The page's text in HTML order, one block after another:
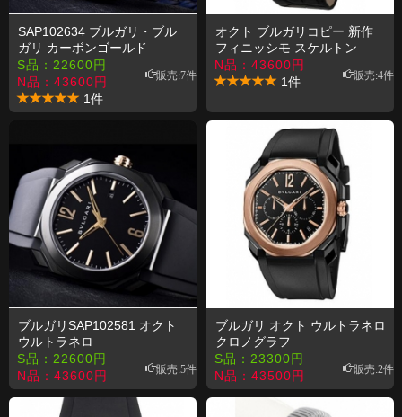
SAP102634 ブルガリ・ブル
ガリ カーボンゴールド
S品： 22600円
N品： 43600円
販売:7件
1件
オクト ブルガリコピー 新作
フィニッシモ スケルトン
SAP102469
N品： 43600円
販売:4件
1件
ブルガリSAP102581 オクト
ウルトラネロ
S品： 22600円
N品： 43600円
販売:5件
ブルガリ オクト ウルトラネロ
クロノグラフ
BGO41BBSPGVDCH
S品： 23300円
N品： 43500円
販売:2件